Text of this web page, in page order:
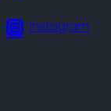
Instagram